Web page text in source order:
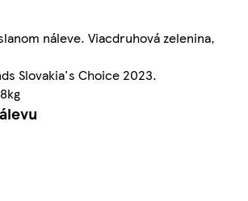
náleve. Viacdruhová zelenina,
Slovakia's Choice 2023.